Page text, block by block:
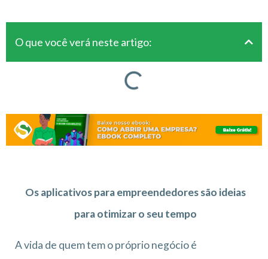
O que você verá neste artigo:
Os aplicativos para empreendedores são ideias
para otimizar o seu tempo
A vida de quem tem o próprio negócio é